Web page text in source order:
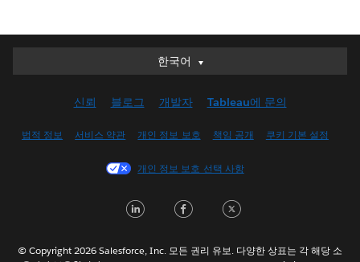
한국어
한국어
English (UK)
Français (Canada)
Italiano
신뢰 블로그 개발자 Tableau에 문의
법적 정보 서비스 약관 개인 정보 보호 책임 공개 쿠키 기본 설정
개인 정보 보호 선택 사항
LinkedInFacebook
© Copyright 2026 Salesforce, Inc. 모든 권리 유보. 다양한 상표는 각 해당 소